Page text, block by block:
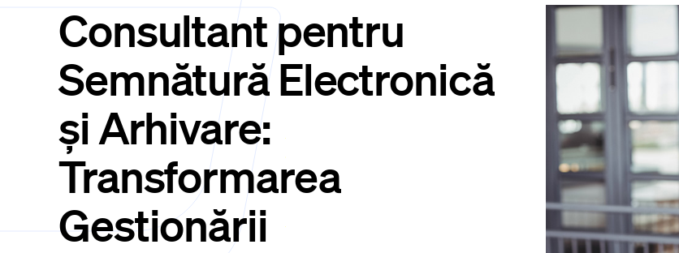
Consultant pentru
Semnătură Electronică
și Arhivare:
Transformarea
Gestionării